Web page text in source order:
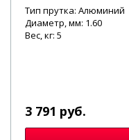
Тип прутка: Алюминий
Диаметр, мм: 1.60
Вес, кг: 5
3 791 руб.